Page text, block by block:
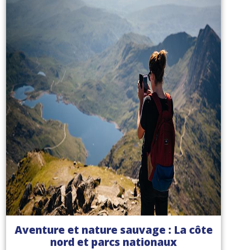
Aventure et nature sauvage : La côte
nord et parcs nationaux